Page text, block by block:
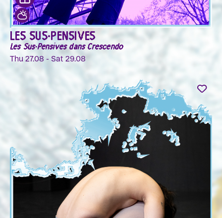
LES SUS·PENSIVES
Les Sus·Pensives dans Crescendo
Thu 27.08 - Sat 29.08